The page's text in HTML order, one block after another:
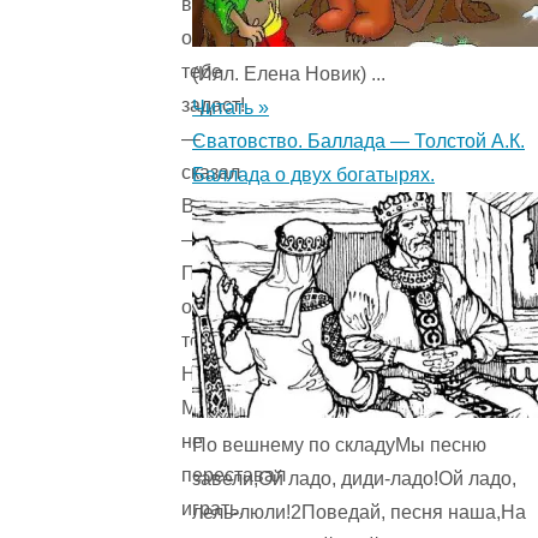
вот
она
тебе
задаст!
—
сказал
Володя.
—
Проучит
она
тебя.
Но
Мопс
не
переставал
играть,
(Илл. Елена Новик) ...
Читать »
Сватовство. Баллада — Толстой А.К.
Баллада о двух богатырях.
По вешнему по складуМы песню
завели,Ой ладо, диди-ладо!Ой ладо,
лель-люли!2Поведай, песня наша,На